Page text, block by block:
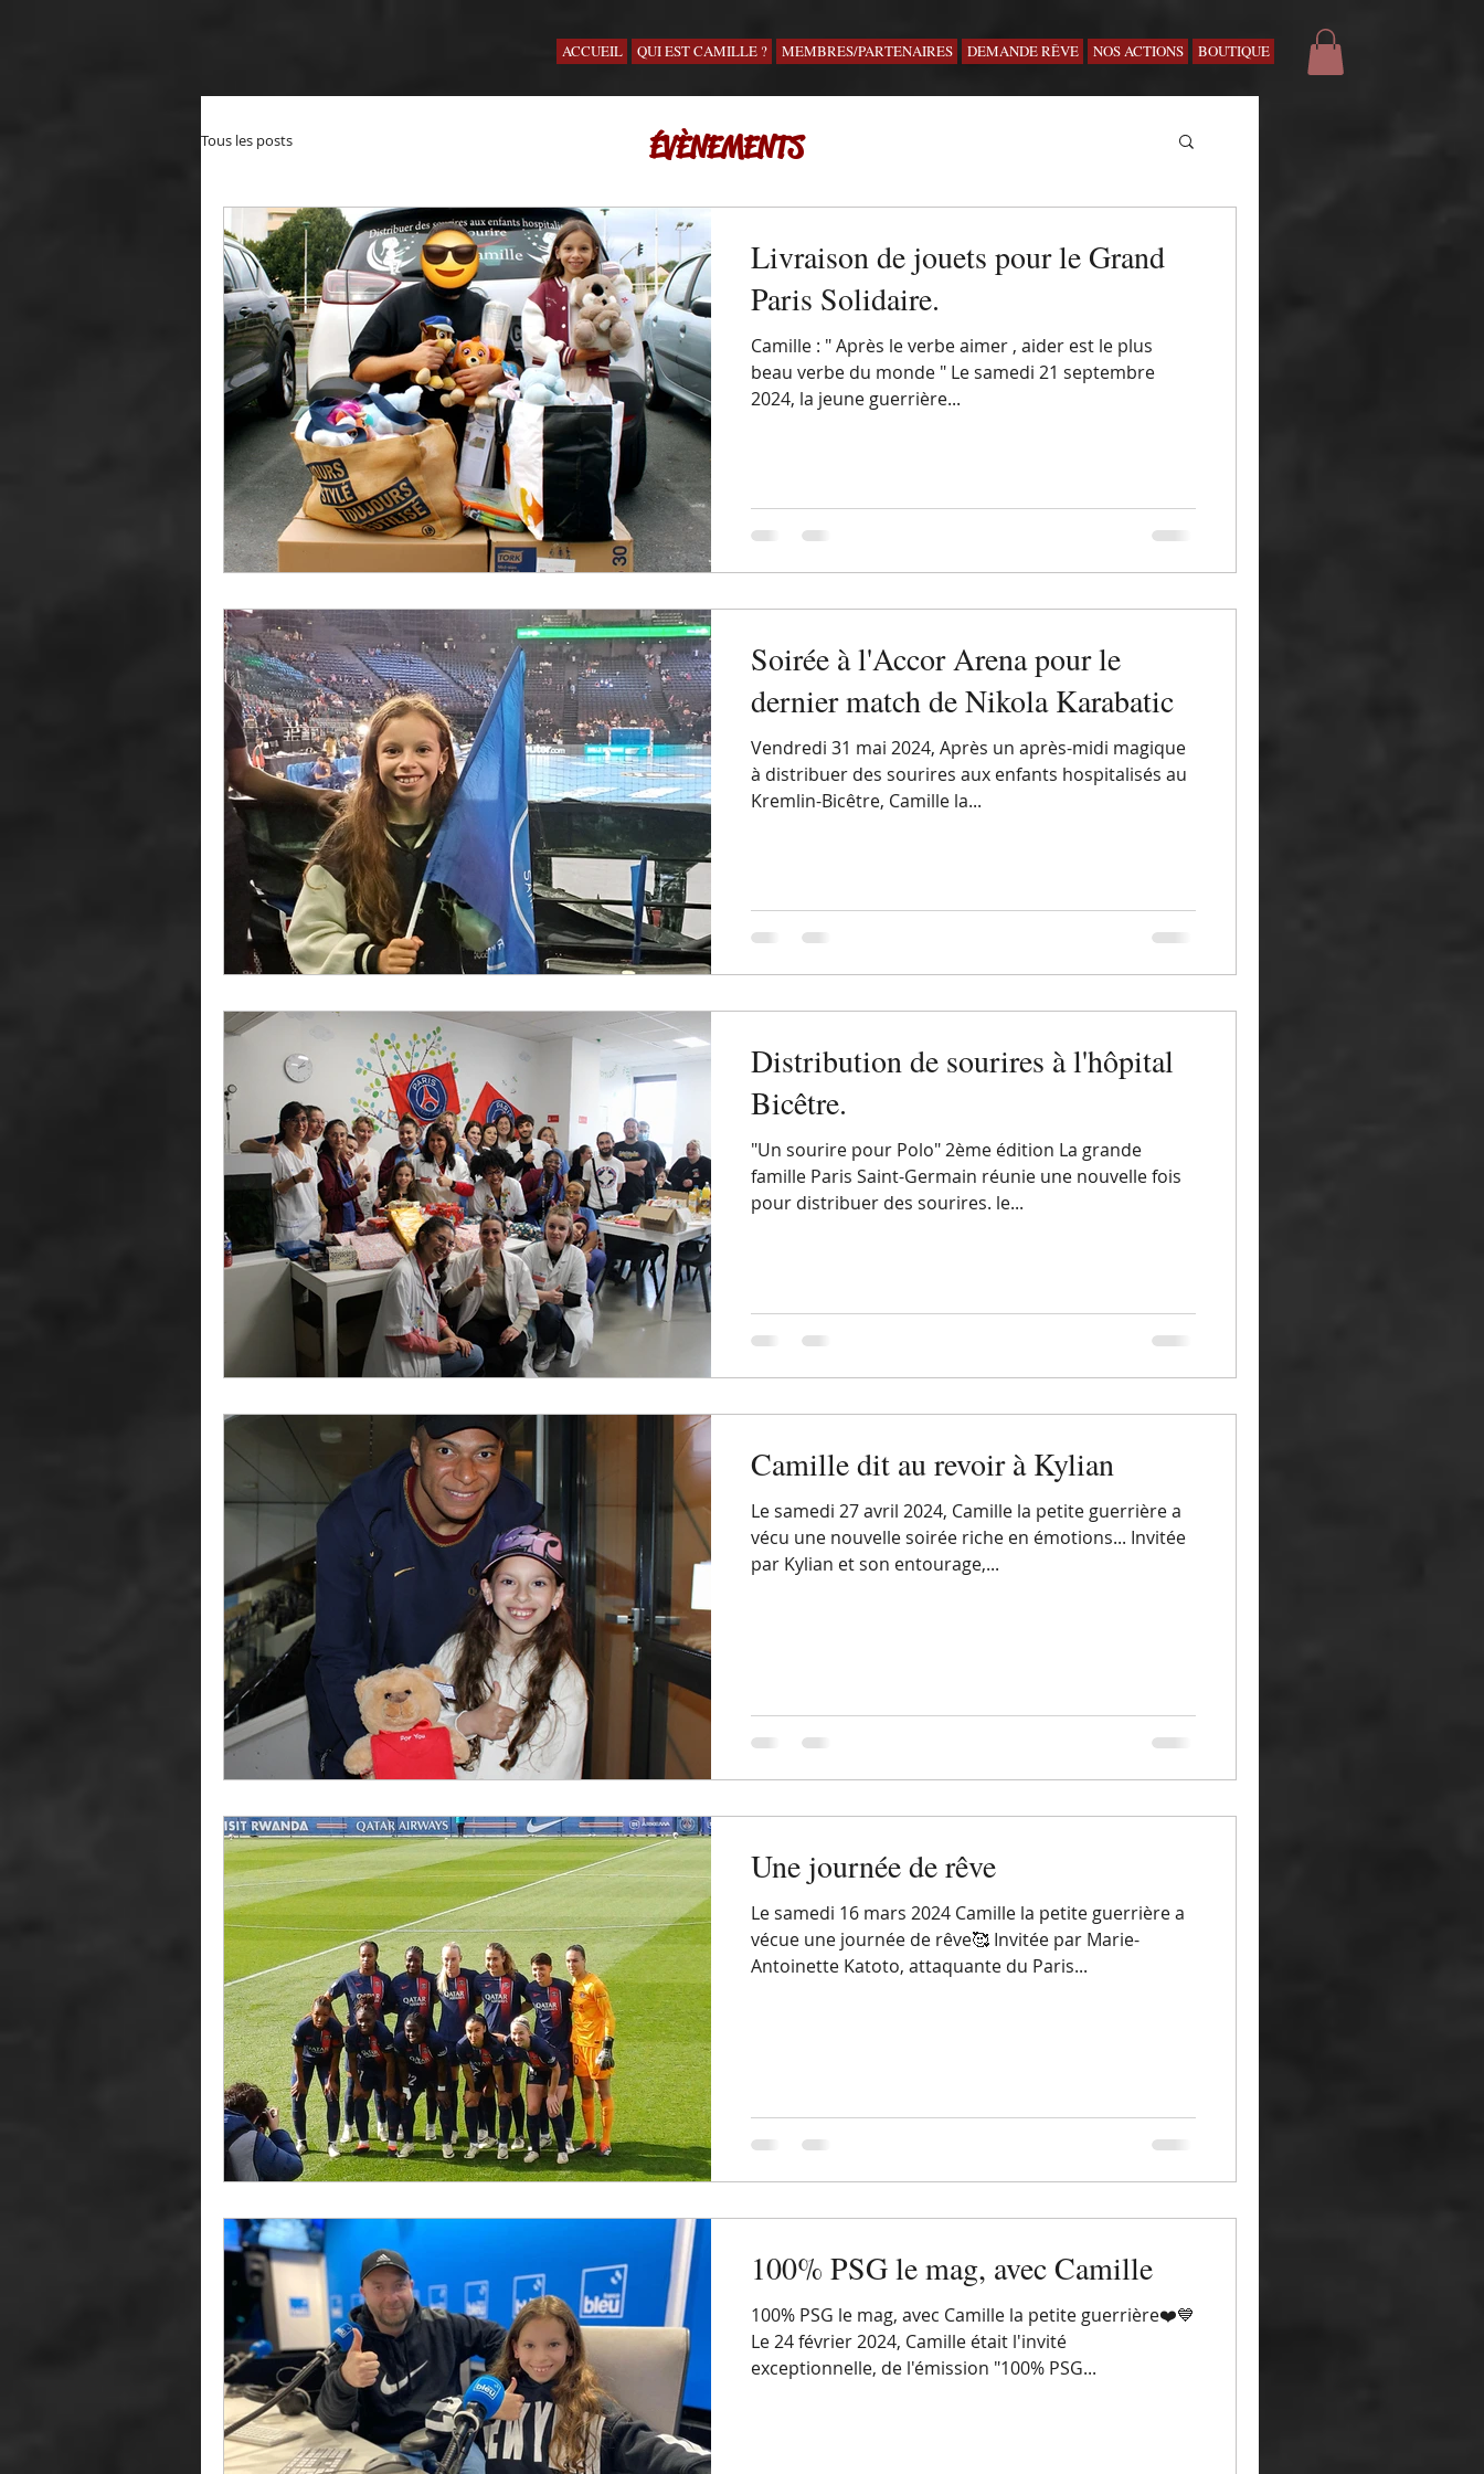
ACCUEIL QUI EST CAMILLE ? MEMBRES/PARTENAIRES DEMANDE RÊVE NOS ACTIONS BOUTIQUE
Tous les posts
Livraison de jouets pour le Grand
Paris Solidaire.
Camille : " Après le verbe aimer , aider est le plus
beau verbe du monde " Le samedi 21 septembre
2024, la jeune guerrière...
Soirée à l'Accor Arena pour le
dernier match de Nikola Karabatic
Vendredi 31 mai 2024, Après un après-midi magique
à distribuer des sourires aux enfants hospitalisés au
Kremlin-Bicêtre, Camille la...
Distribution de sourires à l'hôpital
Bicêtre.
"Un sourire pour Polo" 2ème édition La grande
famille Paris Saint-Germain réunie une nouvelle fois
pour distribuer des sourires. le...
Camille dit au revoir à Kylian
Le samedi 27 avril 2024, Camille la petite guerrière a
vécu une nouvelle soirée riche en émotions... Invitée
par Kylian et son entourage,...
Une journée de rêve
Le samedi 16 mars 2024 Camille la petite guerrière a
vécue une journée de rêve🥰 Invitée par Marie-
Antoinette Katoto, attaquante du Paris...
100% PSG le mag, avec Camille
100% PSG le mag, avec Camille la petite guerrière❤️💙
Le 24 février 2024, Camille était l'invité
exceptionnelle, de l'émission "100% PSG...
ÉVÈNEMENTS